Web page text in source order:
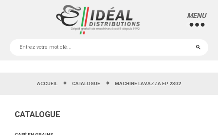
MENU
more_horiz
ACCUEIL CATALOGUE MACHINE LAVAZZA EP 2302
CATALOGUE